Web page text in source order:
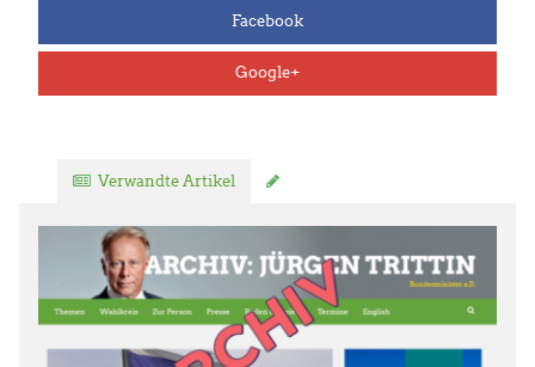
Facebook
Google+
Verwandte Artikel